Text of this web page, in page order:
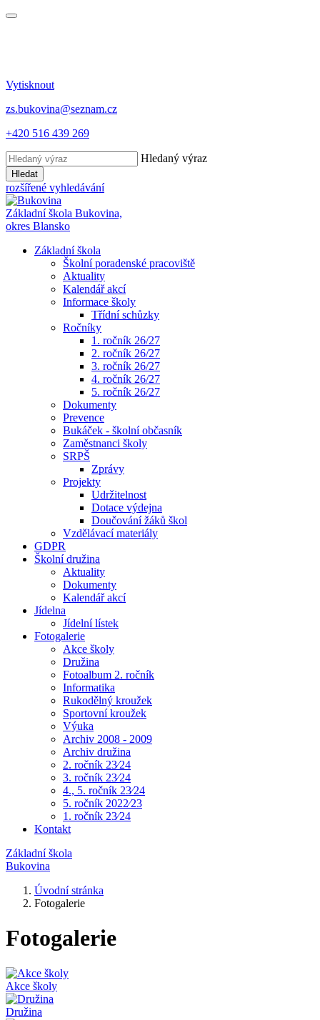
Vytisknout
zs.bukovina@seznam.cz
+420 516 439 269
Hledaný výraz
Hledat
rozšířené vyhledávání
Základní škola Bukovina,
okres Blansko
Základní škola
Školní poradenské pracoviště
Aktuality
Kalendář akcí
Informace školy
Třídní schůzky
Ročníky
1. ročník 26/27
2. ročník 26/27
3. ročník 26/27
4. ročník 26/27
5. ročník 26/27
Dokumenty
Prevence
Bukáček - školní občasník
Zaměstnanci školy
SRPŠ
Zprávy
Projekty
Udržitelnost
Dotace výdejna
Doučování žáků škol
Vzdělávací materiály
GDPR
Školní družina
Aktuality
Dokumenty
Kalendář akcí
Jídelna
Jídelní lístek
Fotogalerie
Akce školy
Družina
Fotoalbum 2. ročník
Informatika
Rukodělný kroužek
Sportovní kroužek
Výuka
Archiv 2008 - 2009
Archiv družina
2. ročník 23⁄24
3. ročník 23⁄24
4., 5. ročník 23⁄24
5. ročník 2022⁄23
1. ročník 23⁄24
Kontakt
Základní škola
Bukovina
Úvodní stránka
Fotogalerie
Fotogalerie
Akce školy
Družina